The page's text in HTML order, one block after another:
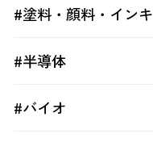
#塗料・顔料・インキ
#半導体
#バイオ